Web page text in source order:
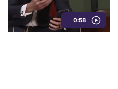
0:58